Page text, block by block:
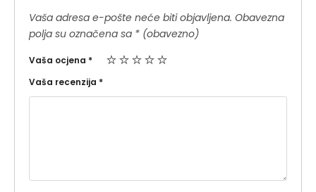
Vaša adresa e-pošte neće biti objavljena. Obavezna
polja su označena sa * (obavezno)
Vaša ocjena *
Vaša recenzija *